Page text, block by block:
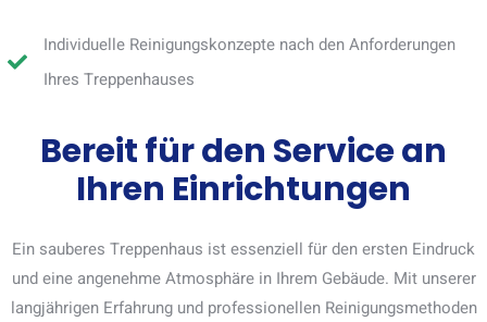
Individuelle Reinigungskonzepte nach den Anforderungen
Ihres Treppenhauses
Bereit für den Service an
Ihren Einrichtungen
Ein sauberes Treppenhaus ist essenziell für den ersten Eindruck
und eine angenehme Atmosphäre in Ihrem Gebäude. Mit unserer
langjährigen Erfahrung und professionellen Reinigungsmethoden